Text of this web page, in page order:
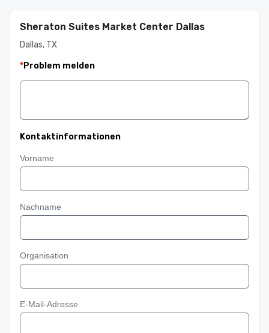
Sheraton Suites Market Center Dallas
Dallas, TX
*Problem melden
Kontaktinformationen
Vorname
Nachname
Organisation
E-Mail-Adresse